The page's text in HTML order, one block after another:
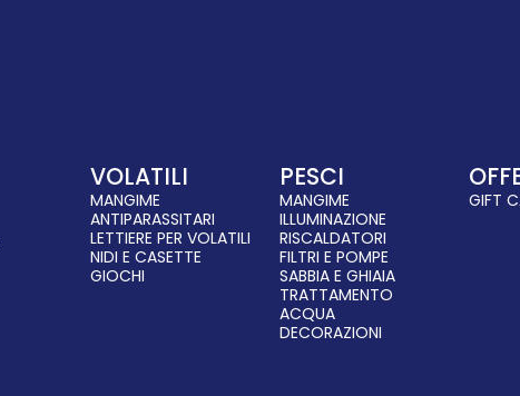
VOLATILI
MANGIME
ANTIPARASSITARI
LETTIERE PER VOLATILI
NIDI E CASETTE
GIOCHI
PESCI
MANGIME
ILLUMINAZIONE
RISCALDATORI
FILTRI E POMPE
SABBIA E GHIAIA
TRATTAMENTO
ACQUA
DECORAZIONI
GIFT